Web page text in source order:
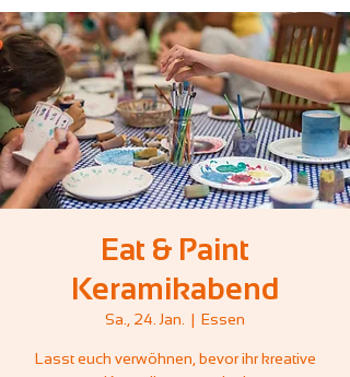
Eat & Paint
Keramikabend
Sa., 24. Jan.
  |
Essen
Lasst euch verwöhnen, bevor ihr kreative